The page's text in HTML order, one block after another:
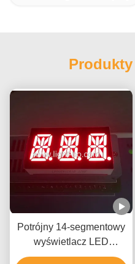
Potrójny 14-segmentowy
wyświetlacz LED
Wspólna katoda